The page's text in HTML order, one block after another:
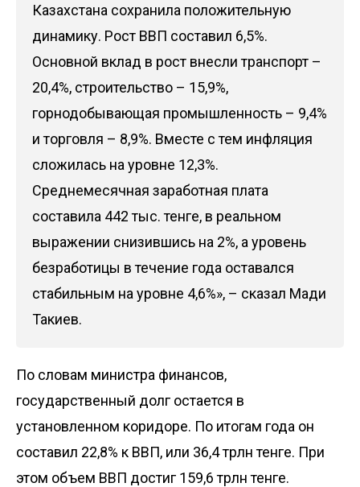
Казахстана сохранила положительную
динамику. Рост ВВП составил 6,5%.
Основной вклад в рост внесли транспорт –
20,4%, строительство – 15,9%,
горнодобывающая промышленность – 9,4%
и торговля – 8,9%. Вместе с тем инфляция
сложилась на уровне 12,3%.
Среднемесячная заработная плата
составила 442 тыс. тенге, в реальном
выражении снизившись на 2%, а уровень
безработицы в течение года оставался
стабильным на уровне 4,6%», – сказал Мади
Такиев.
По словам министра финансов,
государственный долг остается в
установленном коридоре. По итогам года он
составил 22,8% к ВВП, или 36,4 трлн тенге. При
этом объем ВВП достиг 159,6 трлн тенге.